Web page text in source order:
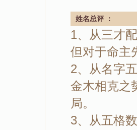
姓名总评 ：
1、从三才
但对于命主
2、从名字
金木相克之
局。
3、从五格